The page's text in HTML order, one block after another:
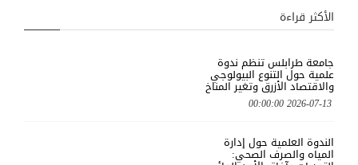
الأكثر قراءة
جامعة طرابلس تنظم ندوة
علمية حول التنوع البيولوجي
والاقتصاد الأزرق وتغير المناخ
2026-07-13 00:00:00
الندوة العلمية حول إدارة
المياه والصرف الصحي: